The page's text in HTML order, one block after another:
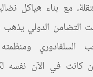
مع بناء هياكل
التضامن الدولي يذهب
السلفادوري ومنظمته
كانت في الآن نفسه